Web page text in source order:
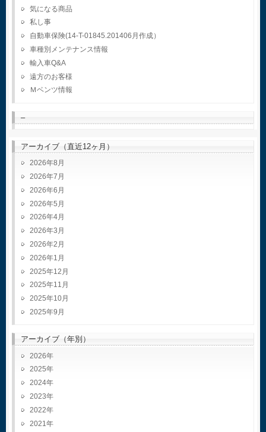
気になる商品
私し事
自動車保険(14-T-01845.201406月作成）
車種別メンテナンス情報
輸入車Q&A
遠方のお客様
Ｍベンツ情報
–
アーカイブ（直近12ヶ月）
2026年8月
2026年7月
2026年6月
2026年5月
2026年4月
2026年3月
2026年2月
2026年1月
2025年12月
2025年11月
2025年10月
2025年9月
アーカイブ（年別）
2026
2025
2024
2023
2022
2021